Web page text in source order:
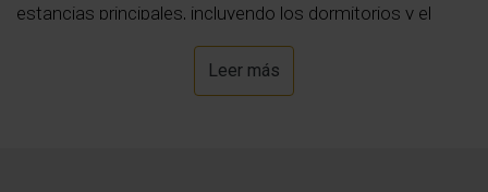
estancias principales, incluyendo los dormitorios y el
salón, también ofrecen vistas despejadas al mar
Leer más